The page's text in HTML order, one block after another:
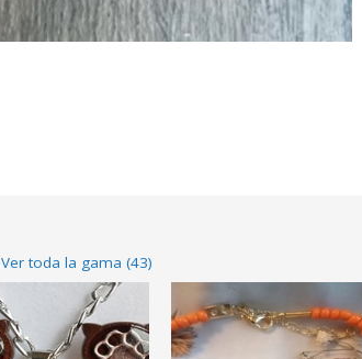
Ver toda la gama (43)